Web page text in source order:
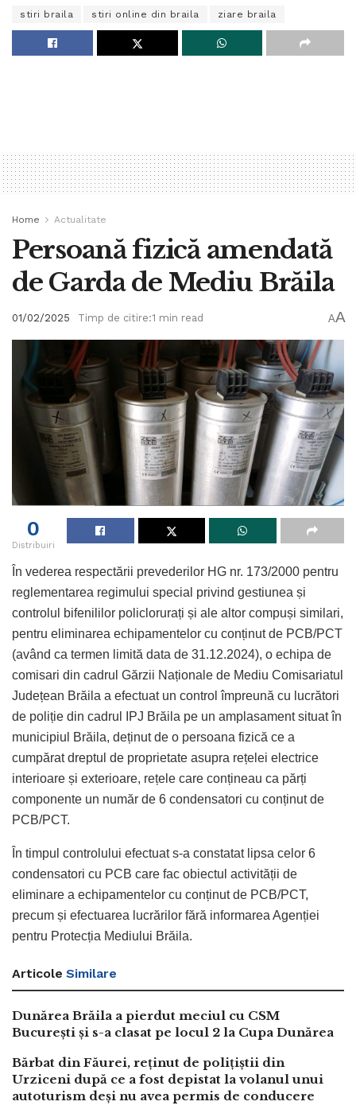
stiri braila stiri online din braila ziare braila
Home Actualitate
Persoană fizică amendată
de Garda de Mediu Brăila
01/02/2025 Timp de citire:1 min read AA
0
Distribuiri
În vederea respectării prevederilor HG nr. 173/2000 pentru
reglementarea regimului special privind gestiunea și
controlul bifenililor policlorurați și ale altor compuși similari,
pentru eliminarea echipamentelor cu conținut de PCB/PCT
(având ca termen limită data de 31.12.2024), o echipa de
comisari din cadrul Gărzii Naționale de Mediu Comisariatul
Județean Brăila a efectuat un control împreună cu lucrători
de poliție din cadrul IPJ Brăila pe un amplasament situat în
municipiul Brăila, deținut de o persoana fizică ce a
cumpărat dreptul de proprietate asupra rețelei electrice
interioare și exterioare, rețele care conțineau ca părți
componente un număr de 6 condensatori cu conținut de
PCB/PCT.
În timpul controlului efectuat s-a constatat lipsa celor 6
condensatori cu PCB care fac obiectul activității de
eliminare a echipamentelor cu conținut de PCB/PCT,
precum și efectuarea lucrărilor fără informarea Agenției
pentru Protecția Mediului Brăila.
Articole Similare
Dunărea Brăila a pierdut meciul cu CSM
București și s-a clasat pe locul 2 la Cupa Dunărea
Bărbat din Făurei, reținut de polițiștii din
Urziceni după ce a fost depistat la volanul unui
autoturism deși nu avea permis de conducere